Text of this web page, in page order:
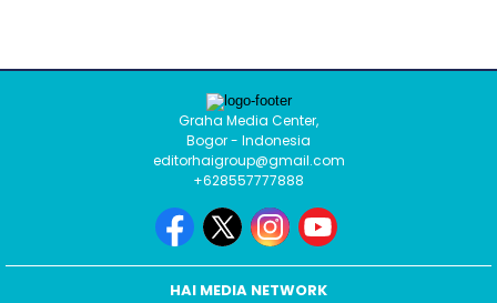
Graha Media Center,
Bogor - Indonesia
editorhaigroup@gmail.com
+628557777888
HAI MEDIA NETWORK